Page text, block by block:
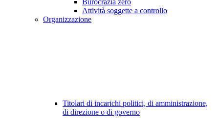
Burocrazia zero
Attività soggette a controllo
Organizzazione
Titolari di incarichi politici, di amministrazione,
di direzione o di governo